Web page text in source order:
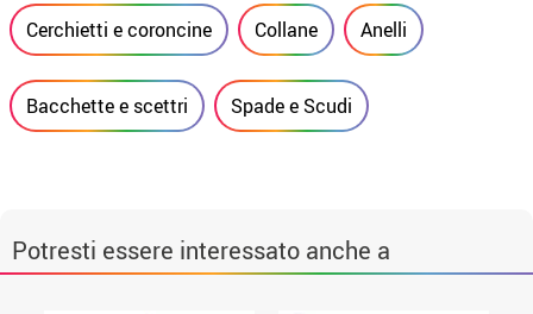
Cerchietti e coroncine Collane Anelli
Bacchette e scettri Spade e Scudi
Potresti essere interessato anche a